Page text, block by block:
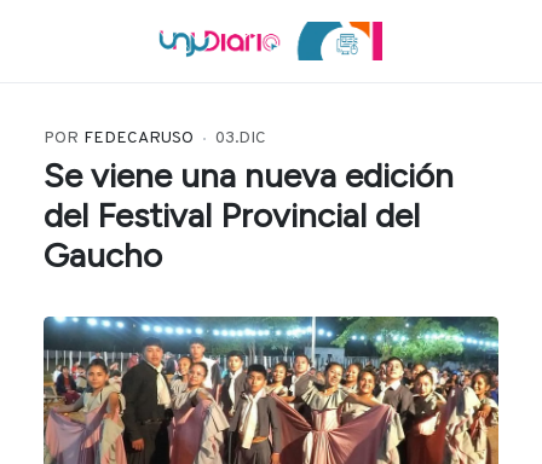
POR FEDECARUSO 03.DIC
Se viene una nueva edición
del Festival Provincial del
Gaucho